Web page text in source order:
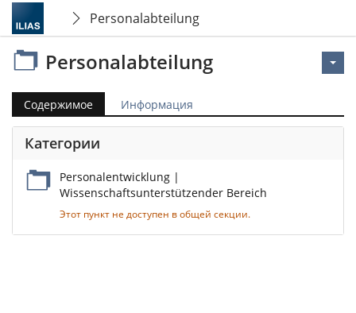
Personalabteilung
Personalabteilung
Содержимое Информация
Категории
Personalentwicklung |
Wissenschaftsunterstützender Bereich
Этот пункт не доступен в общей секции.